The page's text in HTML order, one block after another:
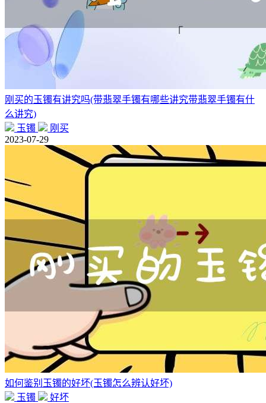
刚买的玉镯有讲究吗(带翡翠手镯有哪些讲究带翡翠手镯有什
么讲究)
玉镯
刚买
2023-07-29
如何鉴别玉镯的好坏(玉镯怎么辨认好坏)
玉镯
好坏